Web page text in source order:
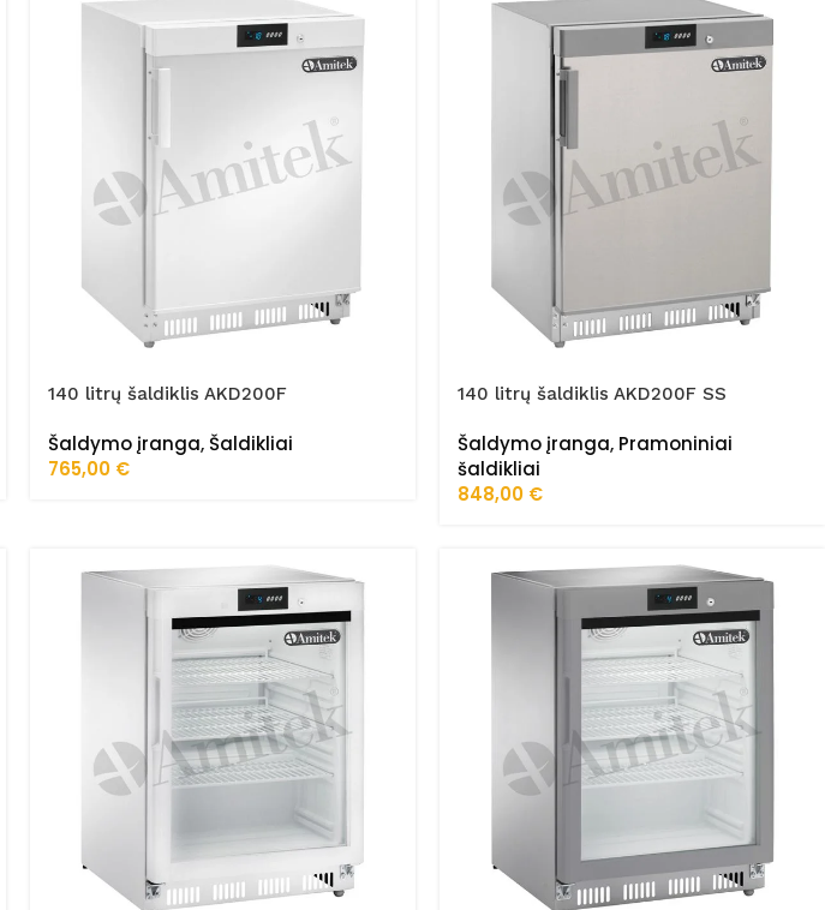
140 litrų šaldiklis AKD200F
Šaldymo įranga, Šaldikliai
765,00 €
140 litrų šaldiklis AKD200F SS
Šaldymo įranga, Pramoniniai
šaldikliai
848,00 €